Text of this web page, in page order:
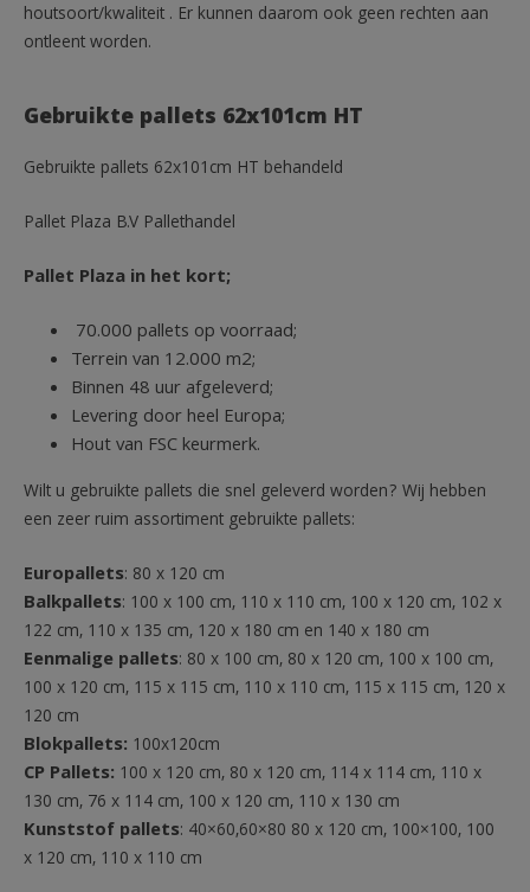
houtsoort/kwaliteit . Er kunnen daarom ook geen rechten aan
ontleent worden.
Gebruikte pallets 62x101cm HT
Gebruikte pallets 62x101cm HT behandeld
Pallet Plaza B.V Pallethandel
Pallet Plaza in het kort;
70.000 pallets op voorraad;
Terrein van 12.000 m2;
Binnen 48 uur afgeleverd;
Levering door heel Europa;
Hout van FSC keurmerk.
Wilt u gebruikte pallets die snel geleverd worden? Wij hebben
een zeer ruim assortiment gebruikte pallets:
Europallets: 80 x 120 cm
Balkpallets: 100 x 100 cm, 110 x 110 cm, 100 x 120 cm, 102 x
122 cm, 110 x 135 cm, 120 x 180 cm en 140 x 180 cm
Eenmalige pallets: 80 x 100 cm, 80 x 120 cm, 100 x 100 cm,
100 x 120 cm, 115 x 115 cm, 110 x 110 cm, 115 x 115 cm, 120 x
120 cm
Blokpallets: 100x120cm
CP Pallets: 100 x 120 cm, 80 x 120 cm, 114 x 114 cm, 110 x
130 cm, 76 x 114 cm, 100 x 120 cm, 110 x 130 cm
Kunststof pallets: 40×60,60×80 80 x 120 cm, 100×100, 100
x 120 cm, 110 x 110 cm